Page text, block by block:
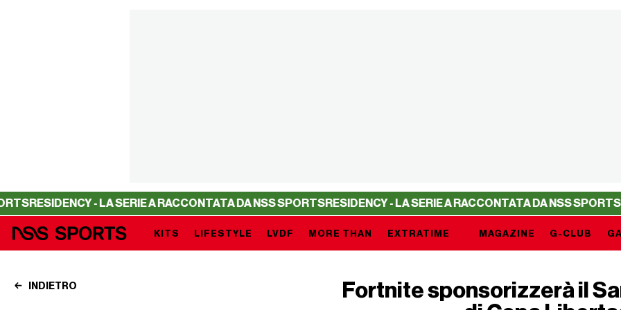
- LA SERIE A RACCONTATA DA NSS SPORTSRESIDENCY - LA SERIE A RACCONTATA DA NSS SPORTS
EXTRATIME
KITS LIFESTYLE LVDF MORE THAN MAGAZINE G-CLUB
INDIETRO
Fortnite sponsorizzerà il